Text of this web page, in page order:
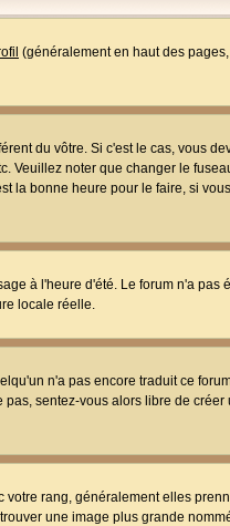
(généralement en haut des
du vôtre. Si c'est le cas, vous
Veuillez noter que changer le
la bonne heure pour le faire, si
à l'heure d'été. Le forum n'a pas
locale réelle.
n'a pas encore traduit ce
sentez-vous alors libre de créer
votre rang, généralement elles
une image plus grande